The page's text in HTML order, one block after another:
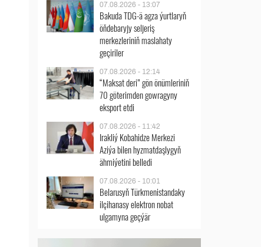
07.08.2026 - 13:07
Bakuda TDG-ä agza ýurtlaryň
öňdebaryjy seljeriş
merkezleriniň maslahaty
geçiriler
07.08.2026 - 12:14
“Maksat deri” gön önümleriniň
70 göterimden gowragyny
eksport etdi
07.08.2026 - 11:42
Irakliý Kobahidze Merkezi
Aziýa bilen hyzmatdaşlygyň
ähmiýetini belledi
07.08.2026 - 10:01
Belarusyň Türkmenistandaky
ilçihanasy elektron nobat
ulgamyna geçýär